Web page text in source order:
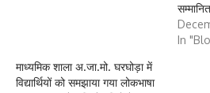
In
माध्यमिक शाला अ.जा.मो. घरघोड़ा में
विद्यार्थियों को समझाया गया लोकभाषा